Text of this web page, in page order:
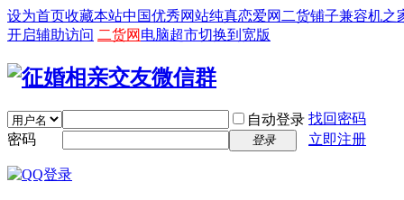
设为首页收藏本站中国优秀网站纯真恋爱网 二货铺子兼容机之
开启辅助访问 二货网 电脑超市切换到宽版
自动登录 找回密码
密码
登录 立即注册